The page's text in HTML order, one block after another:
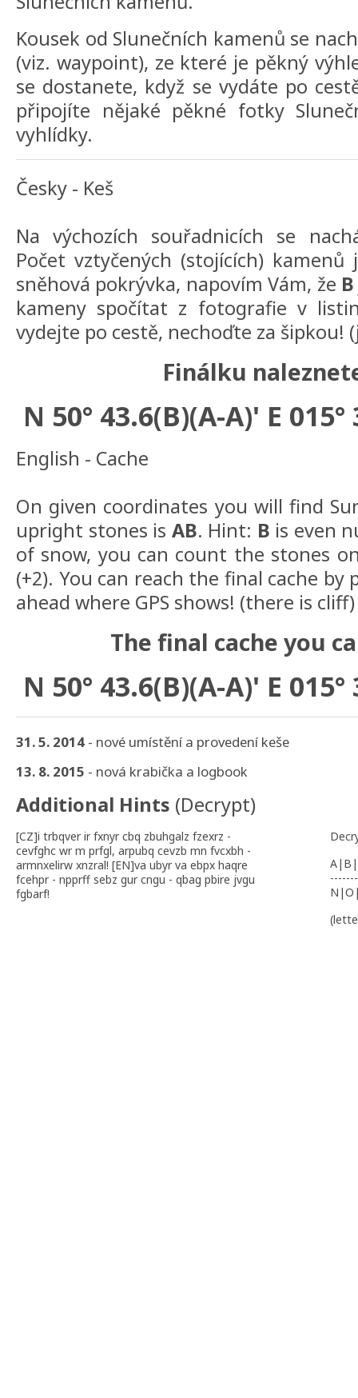
Kousek od Slunečních kamenů se
(viz. waypoint), ze které je pěkný
se dostanete, když se vydáte po
připojíte nějaké pěkné fotky
vyhlídky.
Česky - Keš
Na výchozích souřadnicích se
Počet vztyčených (stojících)
sněhová pokrývka, napovím Vám, že B
kameny spočítat z fotografie v
vydejte po cestě, nechoďte za šipkou!
Finálku
N 50° 43.6(B)(A-A)' E
English - Cache
On given coordinates you will find
upright stones is AB. Hint: B is even
of snow, you can count the stones
(+2). You can reach the final cache
ahead where GPS shows! (there is cliff)
The final cache you
N 50° 43.6(B)(A-A)' E
31. 5. 2014 - nové umístění a provedení keše
13. 8. 2015 - nová krabička a logbook
Additional Hints (Decrypt)
[CZ]i trbqver ir fxnyr cbq zbuhgalz fzexrz -
cevfghc wr m prfgl, arpubq cevzb mn fvcxbh -
armnxelirw xnzral! [EN]va ubyr va ebpx haqre
fcehpr - npprff sebz gur cngu - qbag pbire jvgu
fgbarf!